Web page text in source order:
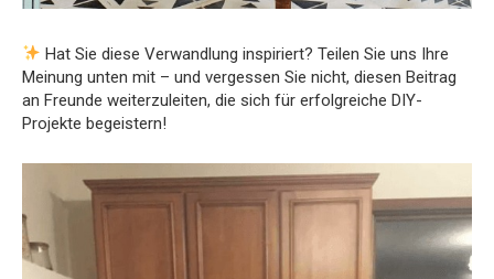
Hat Sie diese Verwandlung inspiriert? Teilen Sie uns Ihre
Meinung unten mit – und vergessen Sie nicht, diesen Beitrag
an Freunde weiterzuleiten, die sich für erfolgreiche DIY-
Projekte begeistern!